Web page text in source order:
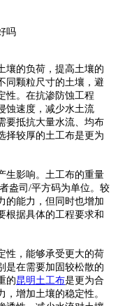
的负荷，提高土壤的
同颗粒尺寸的土壤，避
性。在抗渗防蚀工程
蚀速度，减少水土流
要抵抗大量水流、均布
择较厚的土工布是更为
生影响。土工布的重量
盎司/平方码为单位。较
的能力，但同时也增加
根据具体的工程要求和
，能够承受更大的荷
是在需要加固较松散的
的昆明土工布是更为合
增加土壤的稳定性。